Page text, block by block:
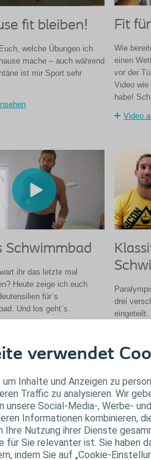
verwendet
Inhalte und Anzeigen zu
Traffic zu analysieren. Wir
unsere Social-Media-, Werbe-
Informationen kombinieren,
Ihre Nutzung ihrer Dienste
für Sie relevanter ist. Sie haben
indem Sie auf „Cookie-
fit bleiben!
welche Übungen ich
mache – auch während
ist mir Sport sehr
Fit
Wie
einen
vor der
Video wie
habe!
Video
Schwimmbad
ihr das letzte mal
Heute zeige ich euch
für´s
Und los geht´s.
drei
eingeteilt.
Martin